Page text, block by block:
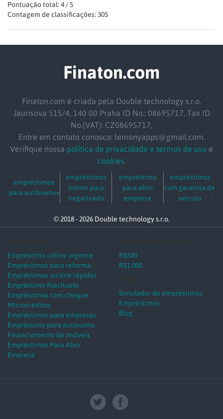
Pontuação total: 4 / 5
Contagem de classificações: 305
Finaton.com
Finaton.com é criada pela Double technology s.r.o.
Jaurisova 515/4, 140 00 Praha ID No.: 08695717, Tax ID
No.(VAT): CZ08695717,
Entre em contato conosco: lemonyapps@gmail.com.
Verifique nossa política de privacidade e termos de uso e
cookies.
empréstimos
para autônomos
empréstimos
online para
negativado
empréstimo
para abrir
empresa
empréstimos
com garantia de
veículo
© 2018 - 2026 Double technology s.r.o.
Empréstimo online urgente
Empréstimos para reforma
Empréstimos on-line rápidos
Empréstimo Riachuelo
Empréstimos com cheque
Microcréditos
Empréstimos para empresas
Empréstimo para autônomo
Financiamento de imóveis
Empréstimos Para Abrir
Empresa
R$500
R$1.000
Simulador de empréstimos
Empréstimos
Blog